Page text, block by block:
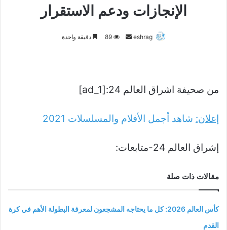
الإنجازات ودعم الاستقرار
eshrag
أرسل89 دقيقة واحدة
من صحيفة اشراق العالم 24:[ad_1]
إعلان: شاهد أجمل الأفلام والمسلسلات 2021
إشراق العالم 24-متابعات:
مقالات ذات صلة
كأس العالم 2026: كل ما يحتاجه المشجعون لمعرفة البطولة الأهم في كرة
القدم